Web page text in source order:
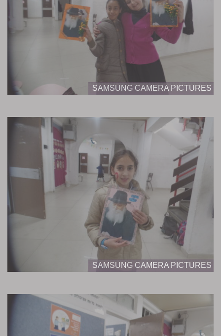
SAMSUNG CAMERA PICTURES
SAMSUNG CAMERA PICTURES